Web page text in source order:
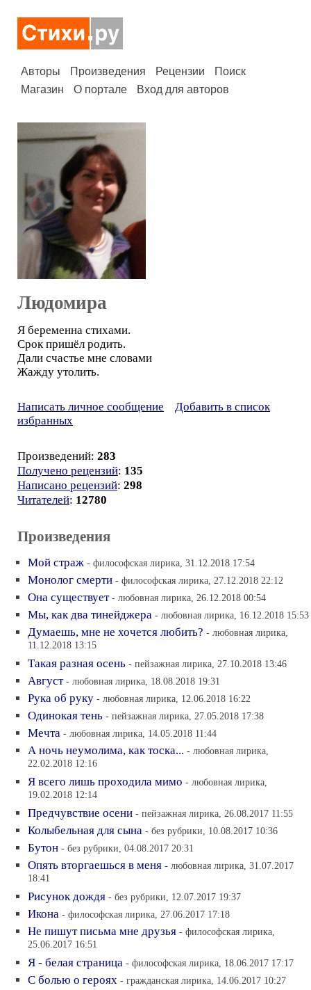
Авторы Произведения Рецензии
Поиск
Магазин
О портале Вход для авторов
Людомира
Я беременна стихами.
Срок пришёл родить.
Дали счастье мне словами
Жажду утолить.
Написать личное сообщение
Добавить в список
избранных
Произведений: 283
Получено рецензий: 135
Написано рецензий: 298
Читателей: 12780
Произведения
Мой страж - философская лирика, 31.12.2018 17:54
Монолог смерти - философская лирика, 27.12.2018 22:12
Она существует - любовная лирика, 26.12.2018 00:54
Мы, как два тинейджера - любовная лирика, 16.12.2018 15:53
Думаешь, мне не хочется любить? - любовная лирика,
11.12.2018 13:15
Такая разная осень - пейзажная лирика, 27.10.2018 13:46
Август - любовная лирика, 18.08.2018 19:31
Рука об руку - любовная лирика, 12.06.2018 16:22
Одинокая тень - пейзажная лирика, 27.05.2018 17:38
Мечта - любовная лирика, 14.05.2018 11:44
А ночь неумолима, как тоска... - любовная лирика,
22.02.2018 12:16
Я всего лишь проходила мимо - любовная лирика,
19.02.2018 12:14
Предчувствие осени - пейзажная лирика, 26.08.2017 11:55
Колыбельная для сына - без рубрики, 10.08.2017 10:36
Бутон - без рубрики, 04.08.2017 20:31
Опять вторгаешься в меня - любовная лирика, 31.07.2017
18:41
Рисунок дождя - без рубрики, 12.07.2017 19:37
Икона - философская лирика, 27.06.2017 17:18
Не пишут письма мне друзья - философская лирика,
25.06.2017 16:51
Я - белая страница - философская лирика, 18.06.2017 17:17
С болью о героях - гражданская лирика, 14.06.2017 10:27